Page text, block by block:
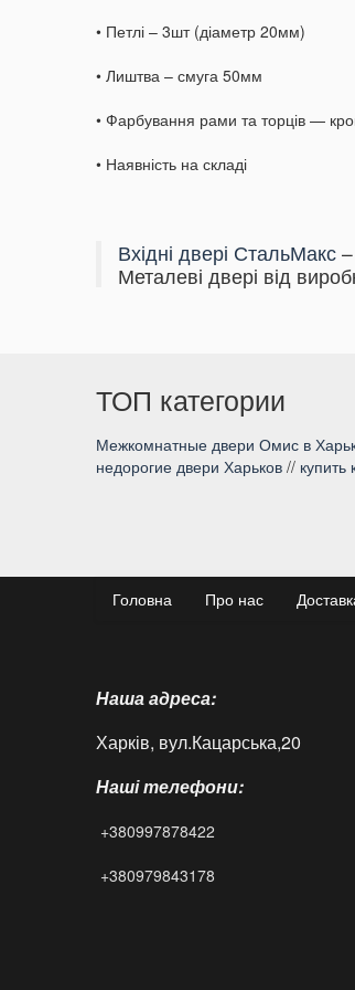
• Петлі – 3шт (діаметр 20мм)
• Лиштва – смуга 50мм
• Фарбування рами та торців —
• Наявність на складі
Вхідні двері СтальМакс
Металеві двері від
ТОП категории
Межкомнатные двери Омис в
недорогие двери Харьков //
Головна Про нас
Наша адреса:
Харків, вул.Кацарська,20
Наші телефони:
+380997878422
+380979843178